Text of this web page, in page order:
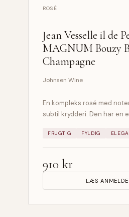
ROSÉ
Jean Vesselle il de
MAGNUM Bouzy
Champagne
Johnsen Wine
En kompleks rosé med
subtil krydderi. Den har en
FRUGTIG FYLDIG
910 kr
LÆS